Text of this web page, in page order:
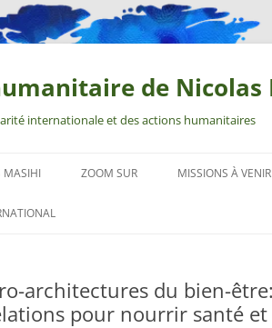
de Nicolas
internationale et des actions humanitaires
MASIHI ZOOM SUR MISSIONS À VENIR
architectures du bien-
pour nourrir santé